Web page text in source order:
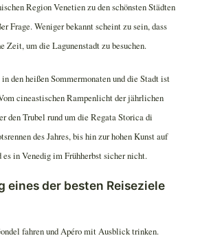
Region Venetien zu den schönsten Städten
Frage. Weniger bekannt scheint zu sein, dass
Zeit, um die Lagunenstadt zu besuchen.
den heißen Sommermonaten und die Stadt ist
cineastischen Rampenlicht der jährlichen
den Trubel rund um die Regata Storica di
des Jahres, bis hin zur hohen Kunst auf
in Venedig im Frühherbst sicher nicht.
eines der besten Reiseziele
fahren und Apéro mit Ausblick trinken.